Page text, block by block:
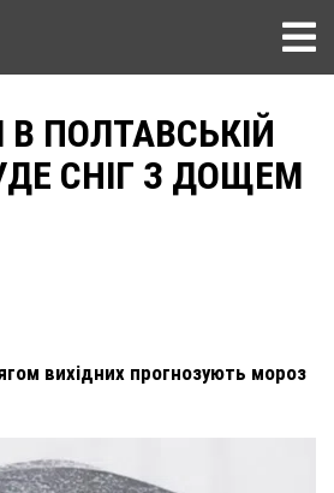
В ПОЛТАВСЬКІЙ
СНІГ З ДОЩЕМ
вихідних прогнозують мороз